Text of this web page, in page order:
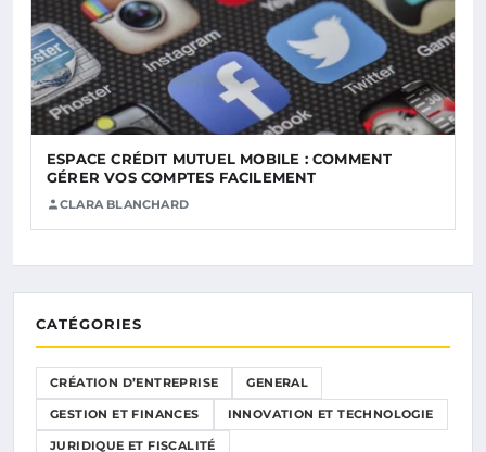
ESPACE CRÉDIT MUTUEL MOBILE : COMMENT
GÉRER VOS COMPTES FACILEMENT
CLARA BLANCHARD
CATÉGORIES
CRÉATION D’ENTREPRISE GENERAL
GESTION ET FINANCES INNOVATION ET TECHNOLOGIE
JURIDIQUE ET FISCALITÉ